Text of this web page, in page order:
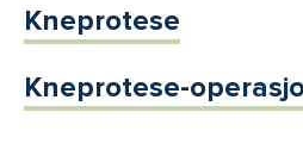
Kneprotese
Kneprotese-